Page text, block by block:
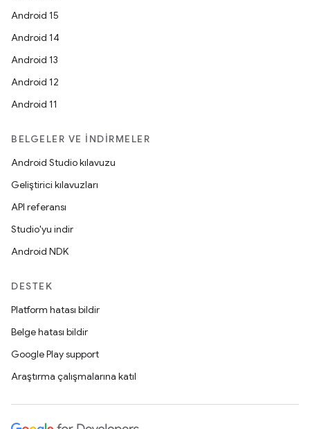
Android 15
Android 14
Android 13
Android 12
Android 11
BELGELER VE İNDIRMELER
Android Studio kılavuzu
Geliştirici kılavuzları
API referansı
Studio'yu indir
Android NDK
DESTEK
Platform hatası bildir
Belge hatası bildir
Google Play support
Araştırma çalışmalarına katıl